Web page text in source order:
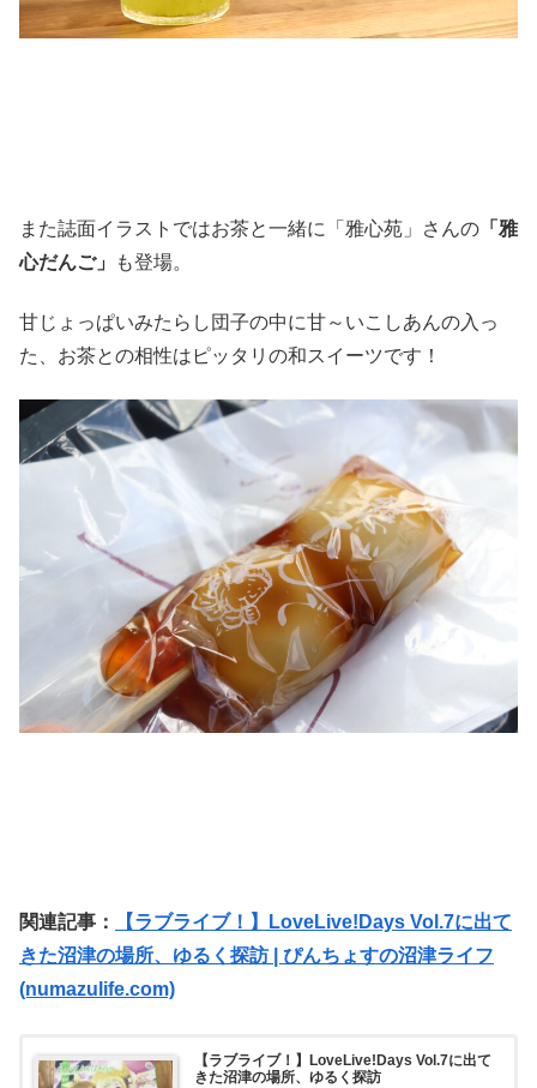
また誌面イラストではお茶と一緒に「雅心苑」さんの 「雅
心だんご」
も登場。
甘じょっぱいみたらし団子の中に甘～いこしあんの入っ
た、お茶との相性はピッタリの和スイーツです！
関連記事：
【ラブライブ！】LoveLive!Days Vol.7に出て
きた沼津の場所、ゆるく探訪 | ぴんちょすの沼津ライフ
(numazulife.com)
【ラブライブ！】LoveLive!Days Vol.7に出て
きた沼津の場所、ゆるく探訪